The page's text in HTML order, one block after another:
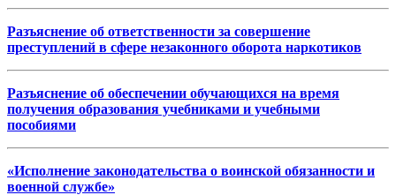
Разъяснение об ответственности за совершение
преступлений в сфере незаконного оборота наркотиков
Разъяснение об обеспечении обучающихся на время
получения образования учебниками и учебными
пособиями
«Исполнение законодательства о воинской обязанности и
военной службе»